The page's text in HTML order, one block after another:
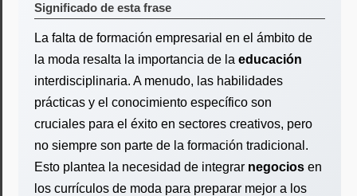
Significado de esta frase
La falta de formación empresarial en el ámbito de
la moda resalta la importancia de la educación
interdisciplinaria. A menudo, las habilidades
prácticas y el conocimiento específico son
cruciales para el éxito en sectores creativos, pero
no siempre son parte de la formación tradicional.
Esto plantea la necesidad de integrar negocios en
los currículos de moda para preparar mejor a los